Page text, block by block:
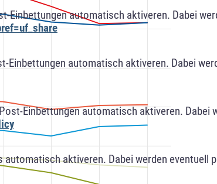
Einbettungen automatisch aktiveren. Dabei
Einbettungen automatisch aktiveren. Dabei
Einbettungen automatisch aktiveren. Dabei
aktiveren. Dabei werden eventuell